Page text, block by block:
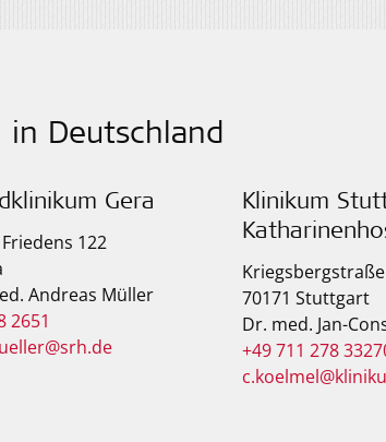
in Deutschland
Gera
122
Andreas Müller
2651
Klinikum
70171 Stuttgart
Dr. med. Jan-
+49 711 278